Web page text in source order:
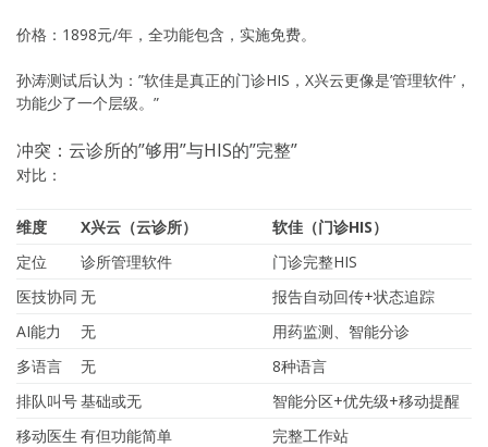
价格：1898元/年，全功能包含，实施免费。
孙涛测试后认为：”软佳是真正的门诊HIS，X兴云更像是’管理软件’，
功能少了一个层级。”
冲突：云诊所的”够用”与HIS的”完整”
对比：
维度 X兴云（云诊所）
软佳（门诊HIS）
定位
诊所管理软件
门诊完整HIS
医技协同 无
报告自动回传+状态追踪
AI能力
无
用药监测、智能分诊
多语言
无
8种语言
排队叫号基础或无
智能分区+优先级+移动提醒
移动医生 有但功能简单 完整工作站